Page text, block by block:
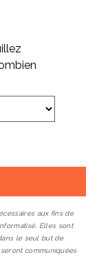
aux fins de
Elles sont
le seul but de
communiquées